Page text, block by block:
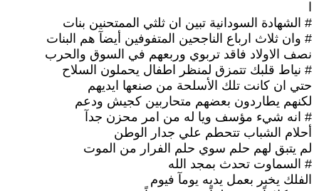
# الشهادة السودانية تبين ان ثلثي الممتحنين بنات
# وان ثلاث ارباع الناجحين المتفوفين أيضآ هم البنات
نصف الاولاد فاقد تربوي وربعهم في السوق والحرب
# نياط قلبك تتمزق لمنظر اطفال يحملون السلاح
حتي ان كانت تلك الأسلحة من صنعها ايديهم
لكنهم يطاردون بعضهم متحاربين كجيش ودعم
# انه شيء مؤسف ويا له من امر محزن جدآ
أحلام الشباب تتحطم علي جدار الوطن
لم يتبق لهم حلم سوي حلم الفرار من الموت
# السماوت تحدث بمجد الله
الفلك يخبر بعمل يديه يومآ فيوم